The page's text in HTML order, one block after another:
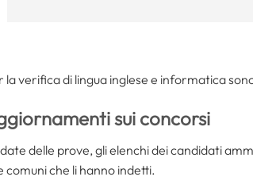
la verifica di lingua inglese e informatica
sui concorsi
delle prove, gli elenchi dei candidati
comuni che li hanno indetti.